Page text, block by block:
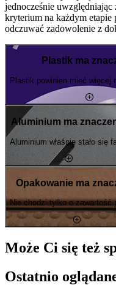
jednocześnie
kryterium na każdym etapie
odczuwać zadowolenie z
Plastik ma
Plastik powinien mieć więcej
Aluminium ma
Aluminium właśnie stało się
Opakowanie ma
Nie chodzi tylko o zawartość
Może Ci się też
Ostatnio